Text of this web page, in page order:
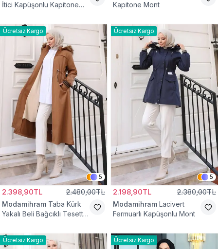
İtici Kapüşonlu Kapitone
Kapitone Mont
Ücretsiz Kargo
5
2.398,90TL 2.480,00TL
Modamihram Taba Kürk
Yakalı Beli Bağcıklı Tesettür
Ücretsiz Kargo
5
2.198,90TL 2.380,00TL
Modamihram Lacivert
Fermuarlı Kapüşonlu Mont
Ücretsiz Kargo Ücretsiz Kargo